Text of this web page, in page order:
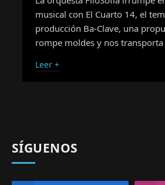
musical con El Cuarto 14, el
producción Ba-Clave, una
rompe moldes y nos
Leer +
SÍGUENOS